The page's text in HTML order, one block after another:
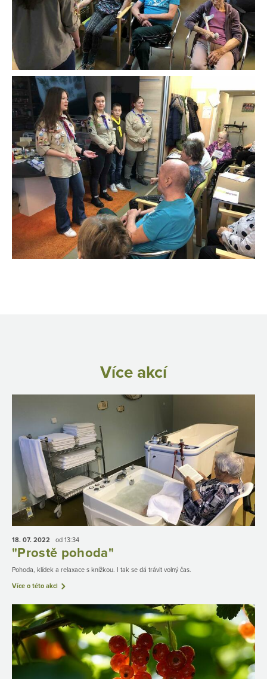
Více akcí
18. 07. 2022 od 13:34
"Prostě pohoda"
Pohoda, klídek a relaxace s knížkou. I tak se dá trávit volný čas.
Více o této akci